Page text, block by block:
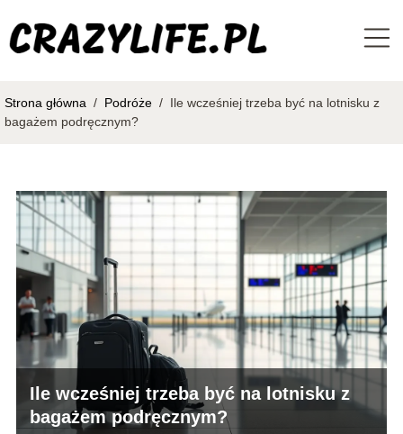
Strona główna / Podróże / Ile wcześniej trzeba być na lotnisku z
bagażem podręcznym?
Ile wcześniej trzeba być na lotnisku z
bagażem podręcznym?